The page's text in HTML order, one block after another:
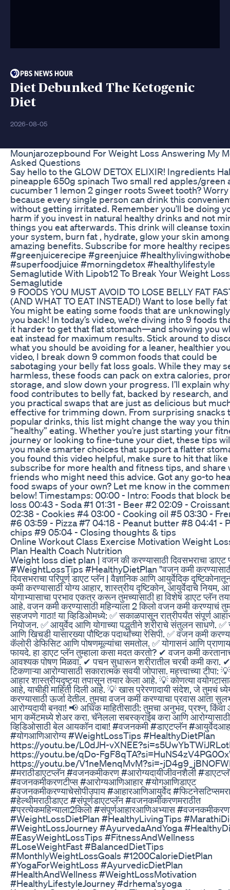
Diet Debunked The Ketogenic
Diet
2026-08-05
Mounjarozepbound For Weight Loss Answering My
Asked Questions
Say hello to the GLOW DETOX ELIXIR! Ingredients
pineapple 650g spinach Two small red apples/green
cucumber 1 lemon 2 ginger roots Sweet tooth?
because every single person can drink this
without getting irritated. Remember you’ll be doing
harm if you invest in natural healthy drinks and not
things you eat afterwards. This drink will cleanse
your system, burn fat , hydrate, glow your skin
amazing benefits. Subscribe for more healthy recipes
#greenjuicerecipe #greenjuice
#superfoodjuice #morningdetox #healthylifestyle
Semaglutide With Lipob12 To Break Your Weight
Semaglutide
9 FOODS YOU MUST AVOID TO LOSE BELLY FAT
(AND WHAT TO EAT INSTEAD!) Want to lose belly
You might be eating some foods that are
you back! In today’s video, we’re diving into 9 foods
it harder to get that flat stomach—and showing you
eat instead for maximum results. Stick around to
what you should be avoiding for a leaner, healthier
video, I break down 9 common foods that could be
sabotaging your belly fat loss goals. While they may
harmless, these foods can pack on extra calories,
storage, and slow down your progress. I’ll explain
food contributes to belly fat, backed by research,
you practical swaps that are just as delicious but
effective for trimming down. From surprising snacks
popular drinks, this list might change the way you
“healthy” eating. Whether you’re just starting your
journey or looking to fine-tune your diet, these tips
you make smarter choices that support a flatter
you found this video helpful, make sure to hit that
subscribe for more health and fitness tips, and share
friends who might need this advice. Got any go-to
food swaps of your own? Let me know in the
below! Timestamps: 00:00 - Intro: Foods that block
loss 00:43 - Soda #1 01:31 - Beer #2 02:09 -
02:38 - Cookies #4 03:00 - Cooking oil #5 03:30 -
#6 03:59 - Pizza #7 04:18 - Peanut butter #8 04:41 -
chips #9 05:04 - Closing thoughts & tips
Online Workout Class Exercise Motivation Weight
Plan Health Coach Nutrition
Weight loss diet plan | वजन की करण्यासाठी दिवसभराचा डाएट
#WeightLossTips #HealthyDietPlan "वजन कमी
दिवसभराचा परिपूर्ण डाएट प्लॅन | वैज्ञानिक आणि आयुर्वेदिक
कमी करण्यासाठी योग्य आहार, शास्त्रीय दृष्टिकोन, आयुर्वेदाचे नियम,
योगाभ्यासाचा प्रभाव एकत्र करून तुमच्यासाठी हा विशेष डाएट प्लॅन
आहे. वजन कमी करण्यासाठी महिन्याला 2 किलो वजन कमी करण्याचं
सहजपणे गाठा! या व्हिडिओमध्ये: ✅ सकाळपासून रात्रीपर्यंत संपूर्ण
नियोजन. ✅ आयुर्वेद आणि योगाच्या पद्धतीने शरीराचे संतुलन साधणे.
आणि खिचडी यासारख्या पौष्टिक पदार्थांच्या रेसिपी. ✅ वजन कमी
कॅलोरी डेफिसिट आणि पोषणमूल्यांचा समतोल. ✅ योगासनं आणि
फायदे. हा डाएट प्लॅन तुम्हाला कसा मदत करतो? ✔ वजन कमी
आवश्यक पोषण मिळवा. ✔ पचन सुधारून शरीरातील चरबी कमी करा. ✔
टिकणाऱ्या आरोग्यासाठी सकारात्मक सवयी जोपासा. महत्त्वाच्या टीपा:
आहार शास्त्रीयदृष्ट्या तपासून तयार केला आहे. 💡 कोणत्या
आहे, याचीही माहिती दिली आहे. 💡 खास प्रेरणादायी संदेश, जे तुमचं
करण्यासाठी ऊर्जा देतील. तुमचा वजन कमी करण्याचा प्रवास आता
आरोग्यदायी बनवा! 📢 अधिक माहितीसाठी: तुमचा अनुभव, प्रश्न,
भाग कमेंटमध्ये शेअर करा. चॅनेलला सबस्क्राईब करा आणि
व्हिडिओसाठी बेल आयकॉन दाबा! #वजनकमी #डाएटप्लॅन
#योगआणिआरोग्य #WeightLossTips #HealthyDietPlan
https://youtu.be/L0dJH-
https://youtu.be/qDo-
https://youtu.be/V1neMenqMvM?si=-
#मराठीडाएटप्लॅन #वजनकमीकरण #आरोग्यदायीजीवनशैली
#वजनकमीकरणटीप्स #आरोग्यआणिआहार #योगआणिडाएट
#वजनकमीकरण्याचेसोपीउपाय #आहारआणिआयुर्वेद
#हेल्थीमराठीडाएट #संपूर्णडाएटप्लॅन #वजनकमीकरणमराठीत
#प्रत्येकमहिन्याला2किलो #संपूर्णआहारआणिअभ्यास
#WeightLossDietPlan #HealthyLivingTips
#WeightLossJourney #AyurvedaAndYoga
#EasyWeightLossTips #FitnessAndWellness
#LoseWeightFast #BalancedDietTips
#MonthlyWeightLossGoals #1200CalorieDietPlan
#YogaForWeightLoss #AyurvedicDietPlan
#HealthAndWellness #WeightLossMotivation
#HealthyLifestyleJourney #drhema'syoga